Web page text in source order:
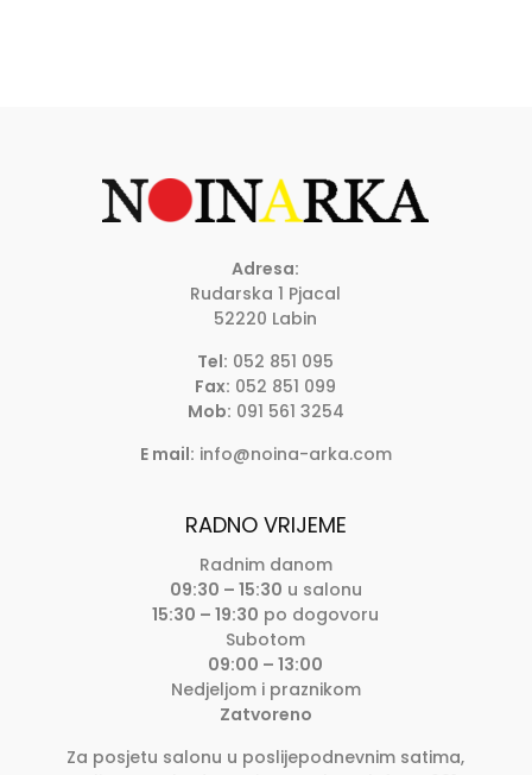
Adresa:
Rudarska 1 Pjacal
52220 Labin
Tel: 052 851 095
Fax: 052 851 099
Mob: 091 561 3254
E mail: info@noina-arka.com
RADNO VRIJEME
Radnim danom
09:30 – 15:30 u salonu
15:30 – 19:30 po dogovoru
Subotom
09:00 – 13:00
Nedjeljom i praznikom
Zatvoreno
Za posjetu salonu u poslijepodnevnim satima,